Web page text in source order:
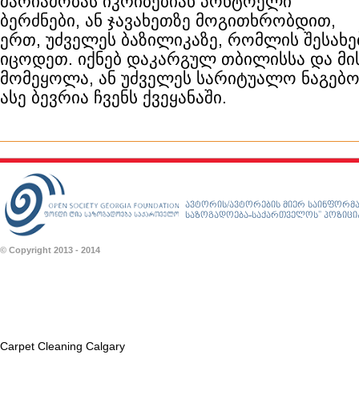
ბერძნები, ან ჯავახეთზე მოგითხრობდით,
ერთ, უძველეს ბაზილიკაზე, რომლის
იცოდეთ. იქნებ დაკარგულ თბილისსა და
მომეყოლა, ან უძველეს სარიტუალო
ასე ბევრია ჩვენს ქვეყანაში.
ავტორის/ავტორების მიერ
საზოგადოება-საქართველოს”
© Copyright 2013 - 2014
Carpet Cleaning Calgary